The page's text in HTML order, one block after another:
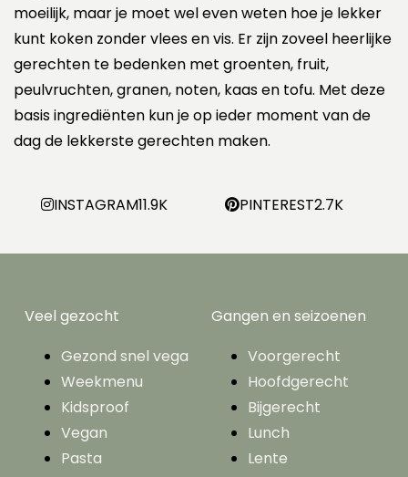
moeilijk, maar je moet wel even weten hoe je lekker
kunt koken zonder vlees en vis. Er zijn zoveel heerlijke
gerechten te bedenken met groenten, fruit,
peulvruchten, granen, noten, kaas en tofu. Met deze
basis ingrediënten kun je op ieder moment van de
dag de lekkerste gerechten maken.
INSTAGRAM11.9K PINTEREST2.7K
Veel gezocht
Gezond snel vega
Weekmenu
Kidsproof
Vegan
Pasta
Gangen en seizoenen
Voorgerecht
Hoofdgerecht
Bijgerecht
Lunch
Lente